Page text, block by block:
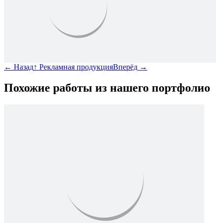
← Назад↑ Рекламная продукцияВперёд →
Похожие работы из нашего портфолио